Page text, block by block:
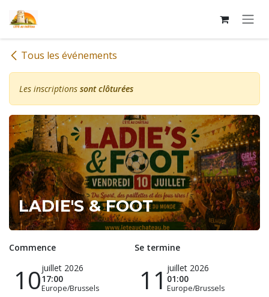
Tous les événements
Les inscriptions sont clôturées
LADIE'S & FOOT
Commence
10juillet 2026
17:00
Europe/Brussels
Se termine
11juillet 2026
01:00
Europe/Brussels